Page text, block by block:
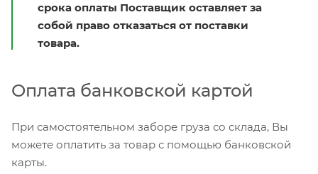
срока оплаты Поставщик оставляет за
собой право отказаться от поставки
товара.
Оплата банковской картой
При самостоятельном заборе груза со склада, Вы
можете оплатить за товар с помощью банковской
карты.